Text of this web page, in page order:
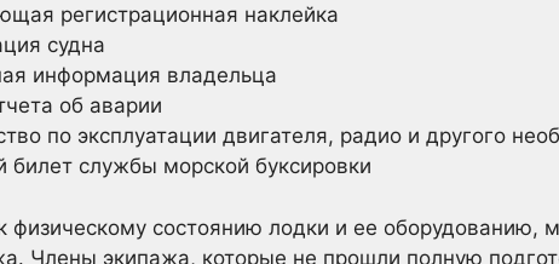
регистрационная наклейка
судна
информация владельца
об аварии
по эксплуатации двигателя, радио и другого
билет службы морской буксировки
физическому состоянию лодки и ее оборудованию,
Члены экипажа, которые не прошли полную